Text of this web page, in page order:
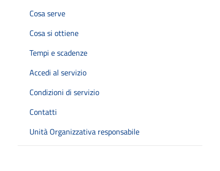
Cosa serve
Cosa si ottiene
Tempi e scadenze
Accedi al servizio
Condizioni di servizio
Contatti
Unità Organizzativa responsabile